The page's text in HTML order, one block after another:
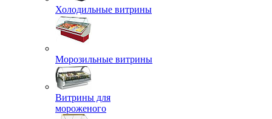
Холодильные витрины
Морозильные витрины
Витрины для
мороженого